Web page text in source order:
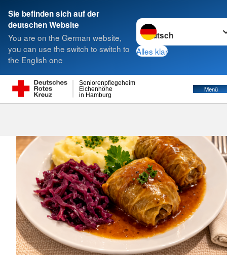
Sie befinden sich auf der
deutschen Website
You are on the German website,
you can use the switch to switch to
the English one
Sprache wechseln zu
Alles klar
in Hamburg
Eichenhöhe
Seniorenpflegeheim
Menü
Suche
Verpflegung